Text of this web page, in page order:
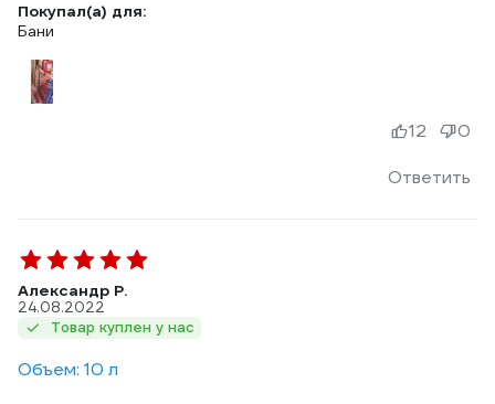
Покупал(а) для:
Бани
Ответить
12 0
Александр Р.
24.08.2022
Товар куплен у нас
Объем: 10 л